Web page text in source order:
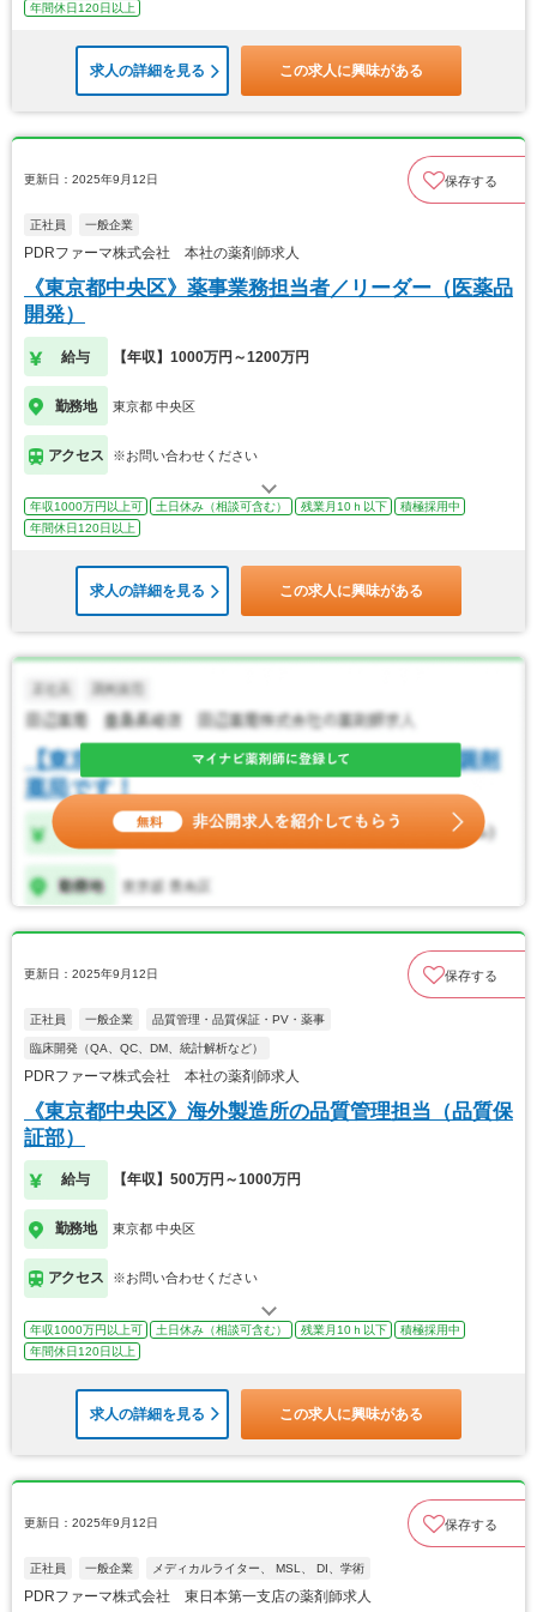
年間休日120日以上
求人の詳細を見る この求人に興味がある
更新日：2025年9月12日 保存する
正社員 一般企業
PDRファーマ株式会社 本社の薬剤師求人
《東京都中央区》薬事業務担当者／リーダー（医薬品
開発）
給与 【年収】1000万円～1200万円
勤務地 東京都 中央区
アクセス ※お問い合わせください
年収1000万円以上可 土日休み（相談可含む） 残業月10ｈ以下
積極採用中
年間休日120日以上
求人の詳細を見る この求人に興味がある
更新日：2025年9月12日 保存する
正社員 一般企業 品質管理・品質保証・PV・薬事
臨床開発（QA、QC、DM、統計解析など）
PDRファーマ株式会社 本社の薬剤師求人
《東京都中央区》海外製造所の品質管理担当（品質保
証部）
給与 【年収】500万円～1000万円
勤務地 東京都 中央区
アクセス ※お問い合わせください
年収1000万円以上可 土日休み（相談可含む） 残業月10ｈ以下
積極採用中
年間休日120日以上
求人の詳細を見る この求人に興味がある
更新日：2025年9月12日 保存する
正社員 一般企業 メディカルライター、 MSL、 DI、学術
PDRファーマ株式会社 東日本第一支店の薬剤師求人